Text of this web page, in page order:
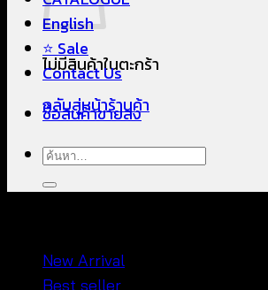
ไม่มีสินค้าในตะกร้า
กลับสู่หน้าร้านค้า
English
⭐ Sale
Contact Us
ซื้อสินค้าขายส่ง
ค้นหา:
New Arrival
Best seller